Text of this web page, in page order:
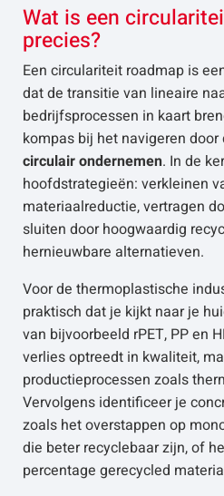
Wat is een
precies?
Een circulariteit roadmap is
dat de transitie van lineaire
bedrijfsprocessen in kaart
kompas bij het navigeren
circulair ondernemen. In de
hoofdstrategieën: verkleinen
materiaalreductie, vertragen
sluiten door hoogwaardig
hernieuwbare alternatieven.
Voor de thermoplastische
praktisch dat je kijkt naar je
van bijvoorbeeld rPET, PP en
verlies optreedt in kwaliteit,
productieprocessen zoals
Vervolgens identificeer je
zoals het overstappen op
die beter recyclebaar zijn, of
percentage gerecycled